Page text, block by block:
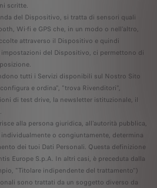
scritte.
del Dispositivo, si tratta di sensori quali
Wi-fi e GPS che, in un modo o nell'altro,
attraverso il Dispositivo e quindi
del Dispositivo, ci permettono di
tutti i Servizi disponibili sul Nostro Sito
e ordina", "trova Rivenditori",
di test drive, la newsletter istituzionale, il
alla persona giuridica, all'autorità pubblica,
o congiuntamente, determina
dei tuoi Dati Personali. Questa definizione
Europe S.p.A. In altri casi, è preceduta dalla
"Titolare indipendente del trattamento")
sono trattati da un soggetto diverso da